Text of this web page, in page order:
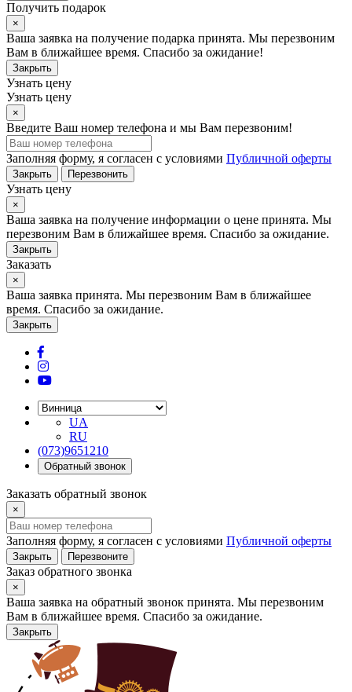
Получить подарок
×
Ваша заявка на получение подарка принята. Мы перезвоним
Вам в ближайшее время. Спасибо за ожидание!
Закрыть
Узнать цену
Узнать цену
×
Введите Ваш номер телефона и мы Вам перезвоним!
Заполняя форму, я согласен с условиями Публичной оферты
Закрыть Перезвонить
Узнать цену
×
Ваша заявка на получение информации о цене принята. Мы
перезвоним Вам в ближайшее время. Спасибо за ожидание.
Закрыть
Заказать
×
Ваша заявка принята. Мы перезвоним Вам в ближайшее
время. Спасибо за ожидание.
Закрыть
UA
RU
(073)9651210
Обратный звонок
Заказать обратный звонок
×
Заполняя форму, я согласен с условиями Публичной оферты
Закрыть Перезвоните
Заказ обратного звонка
×
Ваша заявка на обратный звонок принята. Мы перезвоним
Вам в ближайшее время. Спасибо за ожидание.
Закрыть